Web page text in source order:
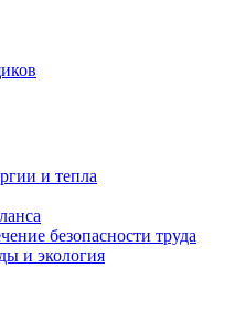
и тепла
безопасности труда
и экология